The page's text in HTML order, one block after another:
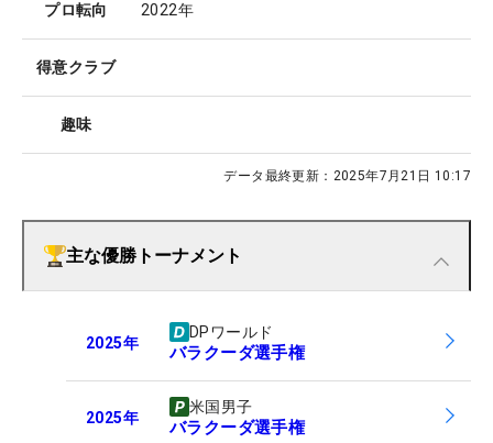
プロ転向 2022年
得意クラブ
趣味
データ最終更新： 2025年7月21日 10:17
主な優勝トーナメント
2025年
DPワールド
バラクーダ選手権
2025年
米国男子
バラクーダ選手権